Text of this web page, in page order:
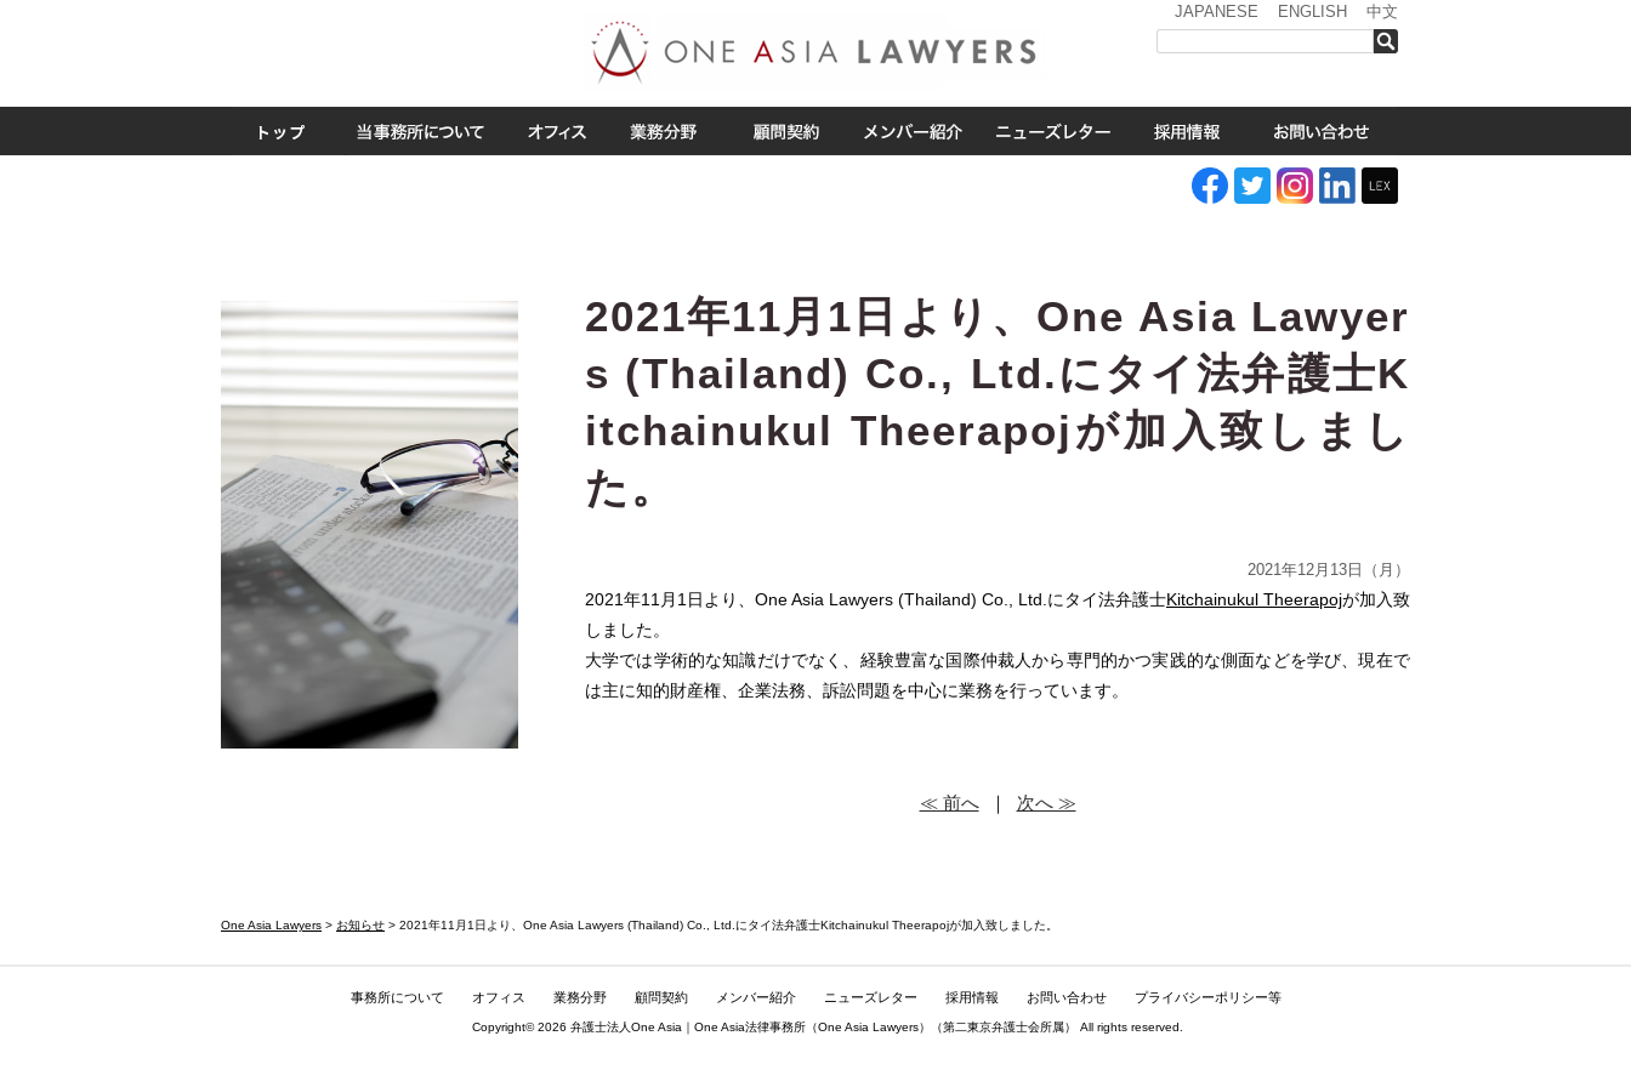
JAPANESE ENGLISH 中文
One Asia Lawyers > お知らせ > 2021年11月1日より、One Asia Lawyers (Thailand) Co., Ltd.にタイ法弁護士Kitchainukul Theerapojが加入致しました。
2021年11月1日より、One Asia Lawyer
s (Thailand) Co., Ltd.にタイ法弁護士K
itchainukul Theerapojが加入致しまし
た。
2021年12月13日（月）
2021年11月1日より、One Asia Lawyers (Thailand) Co., Ltd.にタイ法弁護士Kitchainukul Theerapojが加入致
しました。
大学では学術的な知識だけでなく、 経験豊富な国際仲裁人から専門的かつ実践的な側面などを学び、現在で
は主に知的財産権、企業法務、 訴訟問題を中心に業務を行っています。
≪ 前へ｜ 次へ ≫
事務所について オフィス 業務分野 顧問契約 メンバー紹介 ニューズレター 採用情報 お問い合わせ プライバシーポリシー等
Copyright© 2026 弁護士法人One Asia｜One Asia法律事務所（One Asia Lawyers）（第二東京弁護士会所属） All rights reserved.